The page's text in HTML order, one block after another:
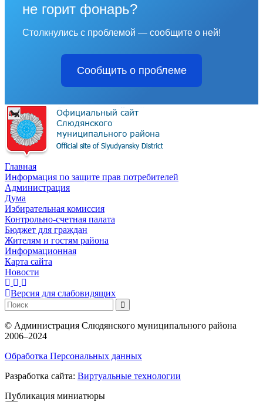
не горит фонарь?
Столкнулись с проблемой — сообщите о ней!
Сообщить о проблеме
Главная
Информация по защите прав потребителей
Администрация
Дума
Избирательная комиссия
Контрольно-счетная палата
Бюджет для граждан
Жителям и гостям района
Информационная
Карта сайта
Новости
Версия для слабовидящих
© Администрация Слюдянского муниципального района
2006–2024
Обработка Персональных данных
Разработка сайта: Виртуальные технологии
Публикация миниатюры